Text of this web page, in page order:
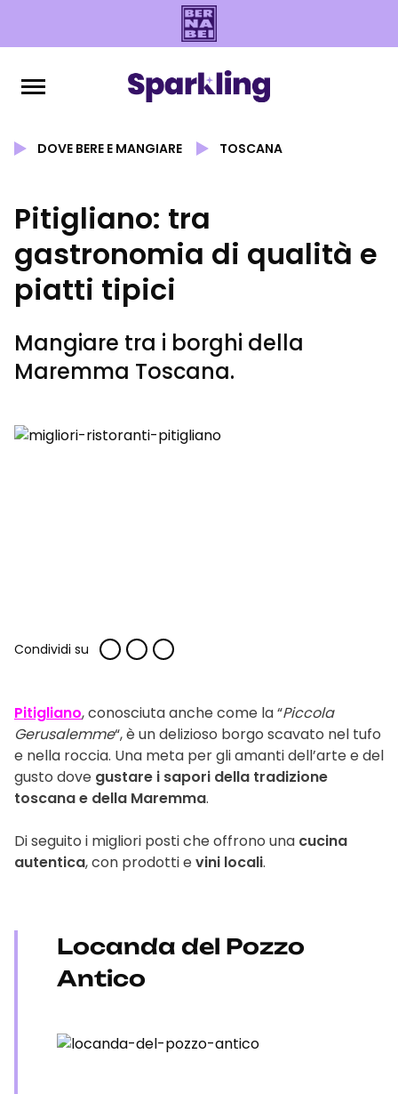
DOVE BERE E MANGIARE TOSCANA
Pitigliano: tra
gastronomia di qualità e
piatti tipici
Mangiare tra i borghi della
Maremma Toscana.
Condividi su
Pitigliano, conosciuta anche come la “Piccola
Gerusalemme“, è un delizioso borgo scavato nel tufo
e nella roccia. Una meta per gli amanti dell’arte e del
gusto dove gustare i sapori della tradizione
toscana e della Maremma.
Di seguito i migliori posti che offrono una cucina
autentica, con prodotti evini locali.
Locanda del Pozzo
Antico